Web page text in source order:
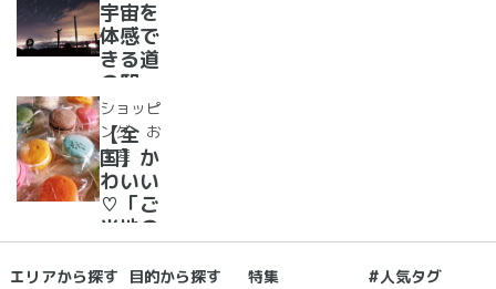
気のソ
フトク
リー
ム・ジ
ェラー
ト大集
合！
宇宙を
体感で
きる道
の駅
道の駅
で夜空
に癒さ
れ/星
に願い
☆彡
ショッピ
ング・お
土産
【全
国】か
わいい
♡「ご
当地の
お土
産」が
エリアから探す 目的から探す 特集 #人気タグ